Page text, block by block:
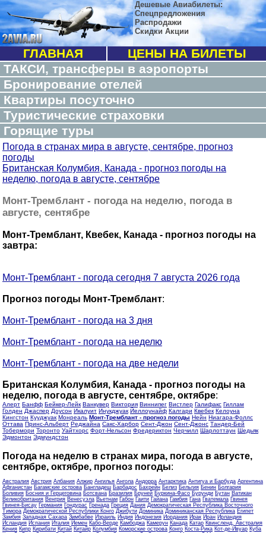
Дешевые Авиабилеты:
Спецпредложения
Распродажи
Скидки Акции
ГЛАВНАЯ
ЦЕНЫ НА БИЛЕТЫ
ТАКСИ, трансферы в аэропорты
Бронирование отелей
Квартиры посуточно
Туристические страховки
Горящие туры
Погода в странах мира в августе, сентябре, прогноз
погоды
Британская Колумбия, Канада - прогноз погоды на
неделю, погода в августе, сентябре
Монт-Тремблант - погода на неделю, погода в
августе, сентябре
Монт-Тремблант, Квебек, Канада - прогноз погоды на
завтра:
Монт-Тремблант - погода сегодня 7 августа 2026 года
Прогноз погоды Монт-Тремблант:
Монт-Тремблант - погода на 3 дня
Монт-Тремблант - погода на неделю
Монт-Тремблант - погода на две недели
Британская Колумбия, Канада - прогноз погоды на
неделю, погода в августе, сентябре, октябре:
Алерт Банфф Бейкер-Лейк Ванкувер Виктория Виннипег Вистлер Галифакс Гиллам
Голден Джаспер Доусон Икалуит Инукджуак Йеллоунайф Калгари Квебек Келоуна
Кингстон Кууджуак Монреаль Монт-Тремблант - прогноз погоды Нейн Ниагара-Фоллс
Оттава Принс-Альберт Реджайна Сакс-Харбор Сент-Джон Сент-Джонс Тандер-Бей
Тобермори Торонто Уайтхорс Форт-Нельсон Фредериктон Черчилл Шарлоттаун Шедьяк
Эдмонтон Эдмундстон
Погода на неделю в странах мира, погода в августе,
сентябре, октябре, прогноз погоды:
Австралия Австрия Албания Алжир Ангилья Ангола Андорра Антарктика Антигуа и Барбуда Аргентина
Афганистан Багамские острова Бангладеш Барбадос Бахрейн Белиз Бельгия Бенин Болгария
Боливия Босния и Герцеговина Ботсвана Бразилия Бруней Буркина-Фасо Бурунди Бутан Ватикан
Великобритания Венгрия Венесуэла Вьетнам Габон Гаити Гайана Гамбия Гана Гватемала Гвинея
Гвинея-Бисау Германия Гондурас Гренада Греция Дания Демократическая Республика Восточного
Тимора Демократической Республики Конго Джибути Доминика Доминиканская Республика Египет
Замбия Западная Сахара Зимбабве Израиль Индия Индонезия Иордания Ирак Иран Ирландия
Исландия Испания Италия Йемен Кабо-Верде Камбоджа Камерун Канада Катар Квинсленд, Австралия
Кения Кипр Кирибати Китай Китайр Колумбия Коморские острова Конго Коста-Рика Кот-де-Ивуар Куба